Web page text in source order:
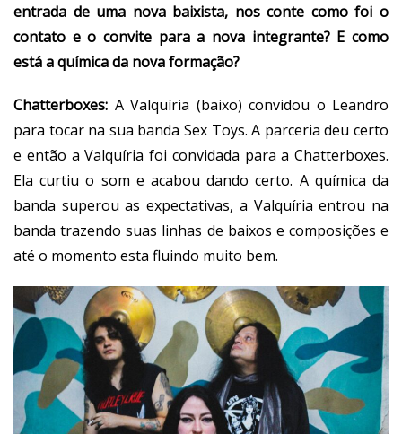
entrada de uma nova baixista, nos conte como foi o
contato e o convite para a nova integrante? E como
está a química da nova formação?
Chatterboxes: A Valquíria (baixo) convidou o Leandro
para tocar na sua banda Sex Toys. A parceria deu certo
e então a Valquíria foi convidada para a Chatterboxes.
Ela curtiu o som e acabou dando certo. A química da
banda superou as expectativas, a Valquíria entrou na
banda trazendo suas linhas de baixos e composições e
até o momento esta fluindo muito bem.